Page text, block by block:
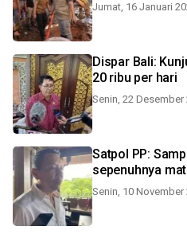
Jumat, 16 Januari
Dispar Bali:
20 ribu per hari
Senin, 22 Desember
Satpol PP: Sampah Pantai Bingin tak
sepenuhnya
Senin, 10 November